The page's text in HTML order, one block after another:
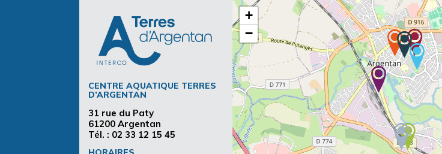
CENTRE AQUATIQUE TERRES
D’ARGENTAN
31 rue du Paty
61200 Argentan
Tél. : 02 33 12 15 45
+
−